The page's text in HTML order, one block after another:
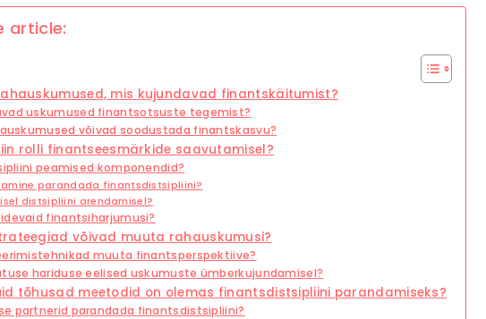
article:
mis kujundavad finantskäitumist?
uskumused finantsotsuste tegemist?
võivad soodustada finantskasvu?
rolli finantseesmärkide saavutamisel?
peamised komponendid?
parandada finantsdistsipliini?
distsipliini arendamisel?
finantsiharjumusi?
võivad muuta rahauskumusi?
muuta finantsperspektiive?
hariduse eelised uskumuste ümberkujundamisel?
tõhusad meetodid on olemas finantsdistsipliini parandamiseks?
partnerid parandada finantsdistsipliini?